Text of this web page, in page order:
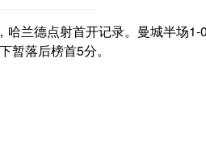
兰德点射首开记录。曼城半场1-
落后榜首5分。